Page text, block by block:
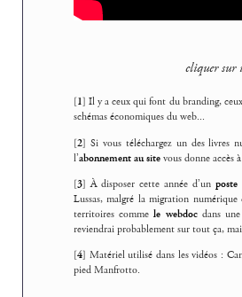
cliquer sur
[1]Il y a ceux qui font du branding,
schémas économiques du web...
[2] Si vous téléchargez un des livres
l’abonnement au site vous donne accès
[3]À disposer cette année d’un poste
Lussas, malgré la migration
territoires commele webdocdans une
reviendrai probablement sur tout ça,
[4] Matériel utilisé dans les vidéos :
pied Manfrotto.